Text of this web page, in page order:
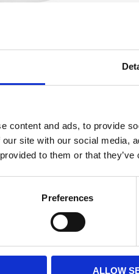
content and ads, to provide
site with our social media,
to them or that
Preferences
ALLOW